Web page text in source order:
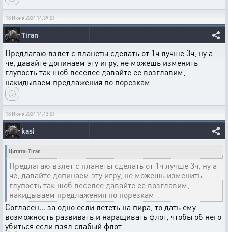
18 Июня 2024 14:39:01
Tiran
Предлагаю взлет с планеты сделать от 1ч лучше 3ч, ну а
че, давайте допинаем эту игру, не можешь изменить
глупость так шоб веселее давайте ее возглавим,
накидываем предлажения по порезкам
18 Июня 2024 14:43:01
kasi
Цитата: Tiran
Предлагаю взлет с планеты сделать от 1ч лучше 3ч, ну а
че, давайте допинаем эту игру, не можешь изменить
глупость так шоб веселее давайте ее возглавим,
накидываем предлажения по порезкам
Согласен... за одно если лететь на пира, то дать ему
возможность развивать и наращивать флот, чтобы об него
убиться если взял слабый флот